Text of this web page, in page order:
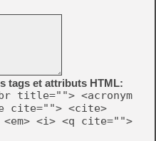
tags et attributs HTML:
title=""> <acronym
cite=""> <cite>
<i> <q cite="">